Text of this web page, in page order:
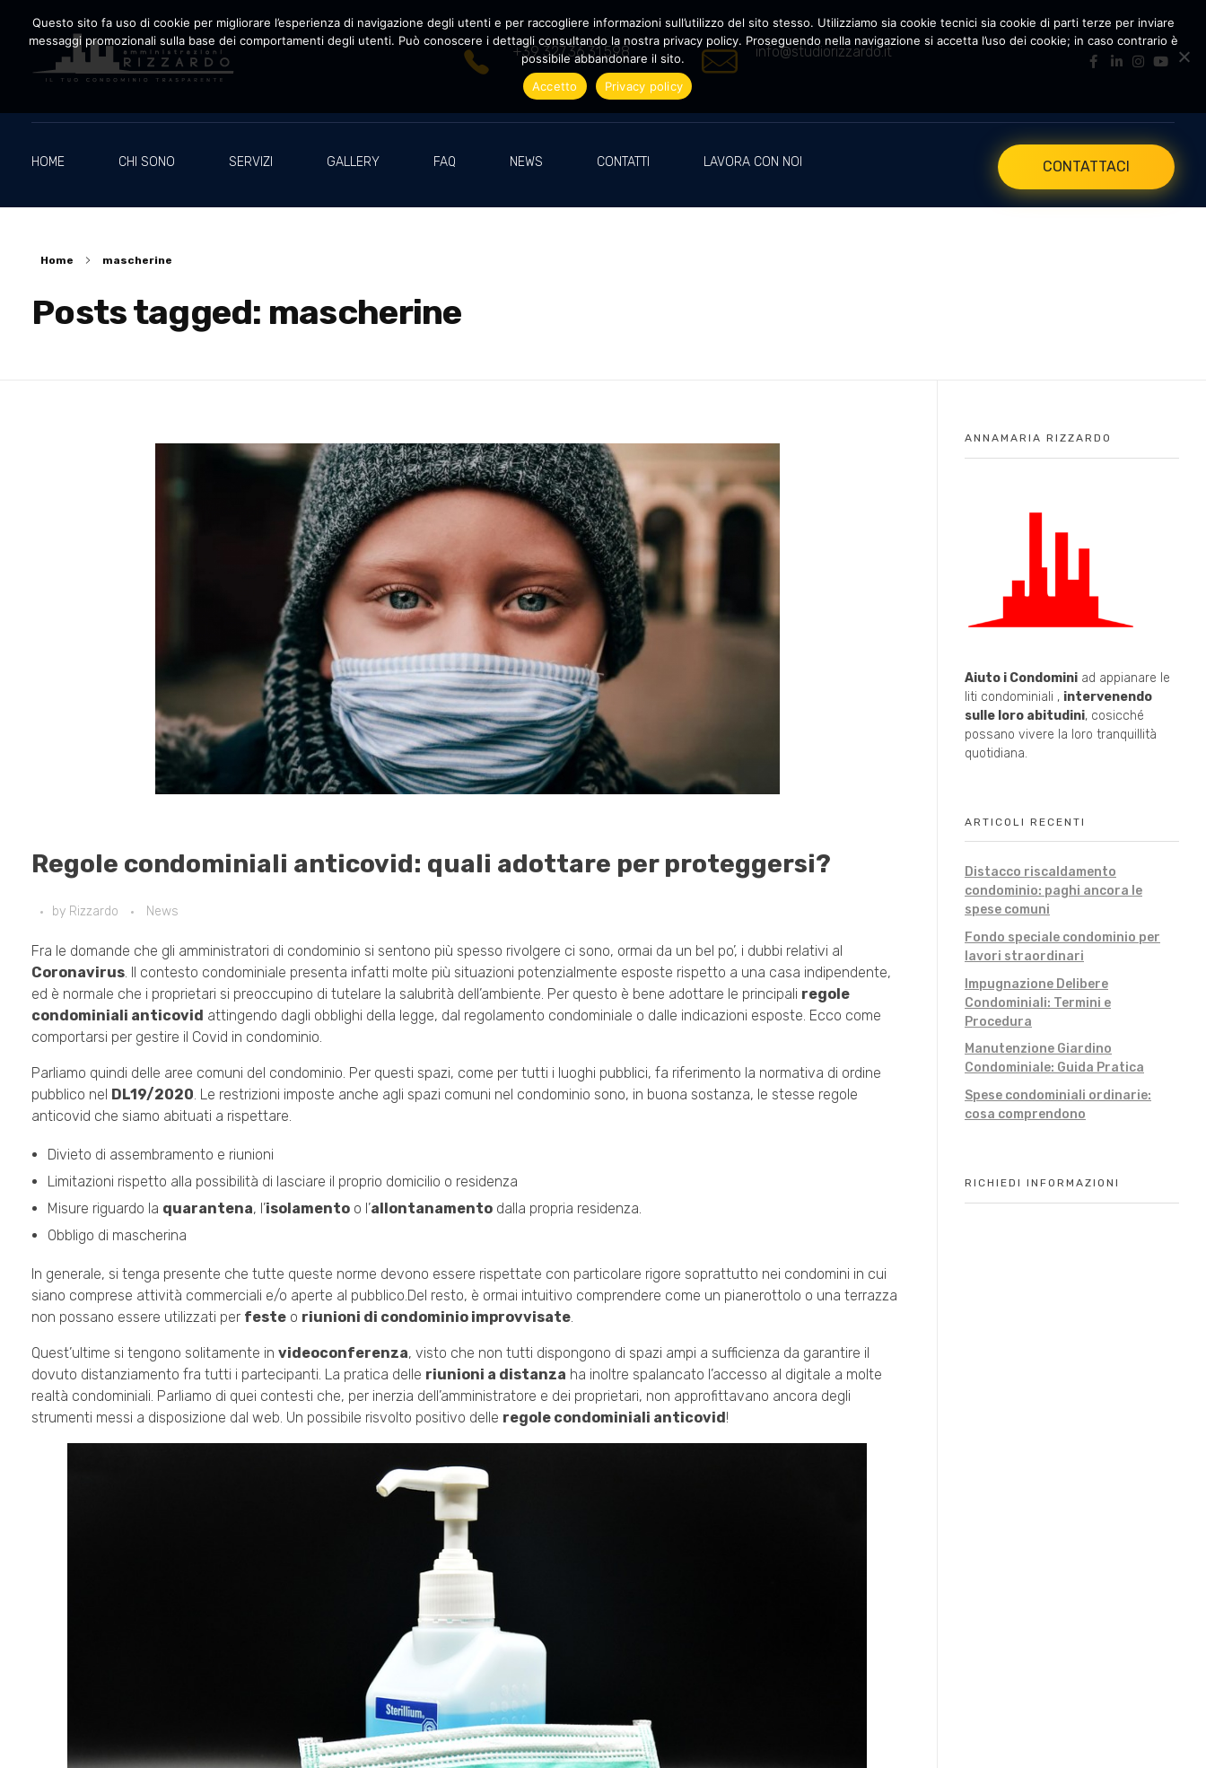
+39 327.36.31.598 info@studiorizzardo.it
HOME CHI SONO SERVIZI GALLERY FAQ NEWS CONTATTI LAVORA CON NOI CONTATTACI
Home mascherine
Posts tagged: mascherine
Regole condominiali anticovid: quali adottare per proteggersi?
by Rizzardo News
Fra le domande che gli amministratori di condominio si sentono più spesso rivolgere ci sono, ormai da un bel po’, i dubbi relativi al
Coronavirus. Il contesto condominiale presenta infatti molte più situazioni potenzialmente esposte rispetto a una casa indipendente,
ed è normale che i proprietari si preoccupino di tutelare la salubrità dell’ambiente. Per questo è bene adottare le principali regole
condominiali anticovid attingendo dagli obblighi della legge, dal regolamento condominiale o dalle indicazioni esposte. Ecco come
comportarsi per gestire il Covid in condominio.
Parliamo quindi delle aree comuni del condominio. Per questi spazi, come per tutti i luoghi pubblici, fa riferimento la normativa di ordine
pubblico nel DL19/2020. Le restrizioni imposte anche agli spazi comuni nel condominio sono, in buona sostanza, le stesse regole
anticovid che siamo abituati a rispettare.
Divieto di assembramento e riunioni
Limitazioni rispetto alla possibilità di lasciare il proprio domicilio o residenza
Misure riguardo la quarantena, l’isolamentoo l’allontanamentodalla propria residenza.
Obbligo di mascherina
In generale, si tenga presente che tutte queste norme devono essere rispettate con particolare rigore soprattutto nei condomini in cui
siano comprese attività commerciali e/o aperte al pubblico.Del resto, è ormai intuitivo comprendere come un pianerottolo o una terrazza
non possano essere utilizzati per feste o riunioni di condominio improvvisate.
Quest’ultime si tengono solitamente in videoconferenza, visto che non tutti dispongono di spazi ampi a sufficienza da garantire il
dovuto distanziamento fra tutti i partecipanti. La pratica delle riunioni a distanza ha inoltre spalancato l’accesso al digitale a molte
realtà condominiali. Parliamo di quei contesti che, per inerzia dell’amministratore e dei proprietari, non approfittavano ancora degli
strumenti messi a disposizione dal web. Un possibile risvolto positivo delle regole condominiali anticovid !
ANNAMARIA RIZZARDO
Aiuto i Condomini ad appianare le
liti condominiali , intervenendo
sulle loro abitudini, cosicché
possano vivere la loro tranquillità
quotidiana.
ARTICOLI RECENTI
Distacco riscaldamento
condominio: paghi ancora le
spese comuni
Fondo speciale condominio per
lavori straordinari
Impugnazione Delibere
Condominiali: Termini e
Procedura
Manutenzione Giardino
Condominiale: Guida Pratica
Spese condominiali ordinarie:
cosa comprendono
RICHIEDI INFORMAZIONI
Questo sito fa uso di cookie per migliorare l’esperienza di navigazione degli utenti e per raccogliere informazioni sull’utilizzo del sito stesso. Utilizziamo sia cookie tecnici sia cookie di parti terze per inviare
messaggi promozionali sulla base dei comportamenti degli utenti. Può conoscere i dettagli consultando la nostra privacy policy. Proseguendo nella navigazione si accetta l’uso dei cookie; in caso contrario è
possibile abbandonare il sito.
Accetto
Privacy policy